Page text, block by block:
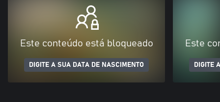
Este conteúdo está bloqueado
DIGITE A SUA DATA DE NASCIMENTO
Este
DIGITE